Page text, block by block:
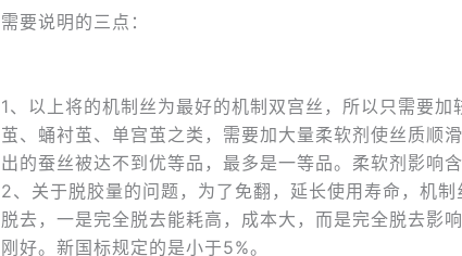
需要说明的三点：
1、以上将的机制丝为最好的机制双宫丝，所以只需要
茧、蛹衬茧、单宫茧之类，需要加大量柔软剂使丝质顺
出的蚕丝被达不到优等品，最多是一等品。柔软剂影响含
2、关于脱胶量的问题，为了免翻，延长使用寿命，机
脱去，一是完全脱去能耗高，成本大，而是完全脱去影
刚好。新国标规定的是小于5%。